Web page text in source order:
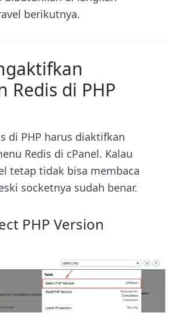
berikutnya.
Redis di PHP
di PHP harus diaktifkan
Redis di cPanel. Kalau
tetap tidak bisa membaca
socketnya sudah benar.
PHP Version